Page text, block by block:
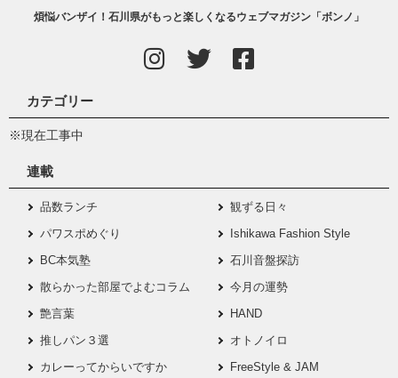
煩悩バンザイ！石川県がもっと楽しくなるウェブマガジン「ボンノ」
カテゴリー
※現在工事中
連載
品数ランチ
観ずる日々
パワスポめぐり
Ishikawa Fashion Style
BC本気塾
石川音盤探訪
散らかった部屋でよむコラム
今月の運勢
艶言葉
HAND
推しパン３選
オトノイロ
カレーってからいですか
FreeStyle & JAM